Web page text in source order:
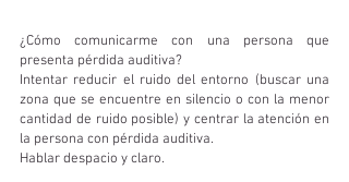
¿Cómo comunicarme con una persona que
presenta pérdida auditiva?
Intentar reducir el ruido del entorno (buscar una
zona que se encuentre en silencio o con la menor
cantidad de ruido posible) y centrar la atención en
la persona con pérdida auditiva.
Hablar despacio y claro.